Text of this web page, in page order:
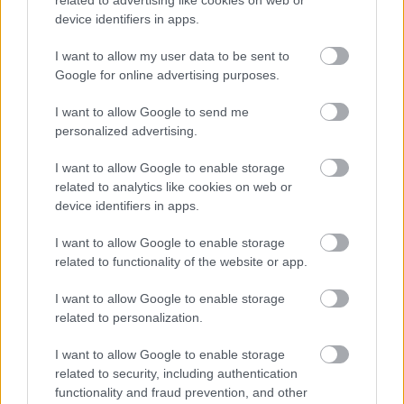
device identifiers in apps.
I want to allow my user data to be sent to
Google for online advertising purposes.
I want to allow Google to send me
personalized advertising.
I want to allow Google to enable storage
related to analytics like cookies on web or
device identifiers in apps.
I want to allow Google to enable storage
related to functionality of the website or app.
I want to allow Google to enable storage
related to personalization.
I want to allow Google to enable storage
related to security, including authentication
functionality and fraud prevention, and other
Rozbórz Długi) plasują się na 10. miejscu.
bramkowe.
na żywo, transmisja
Wynik meczu Iskra Cieszacin Wielki - Huragan Rozbórz Długi znajdziesz na
naszej stronie zaraz po jego zakończeniu. Jeżeli szukasz informacji
Iskra Cieszacin Wielki vs. Huragan Rozbórz
Długi - wynik, składy, strzelcy
Jeżeli w internecie lub TV dostępna jest
Iskra Cieszacin Wielki vs. Huragan Rozbórz Długi
spotkań Jarosław > Klasa B Przeworsk na pewno znajdziesz takie
informacje na naszym portalu. Możliwe jednak, że nigdzie nie pojawi się
stream online z tego pojedynku. Śledź portal podkarpacieLIVE.pl i bądź
Asseco Resovia| Developres Rzeszów |ITA TOOLS Stal Mielec
Cellfast Wilki Krosno| Texom Stal Rzeszów|Stal Mielec
Motor Lublin|Stal Rzeszów| Stal Stalowa Wola|Wisła Kraków